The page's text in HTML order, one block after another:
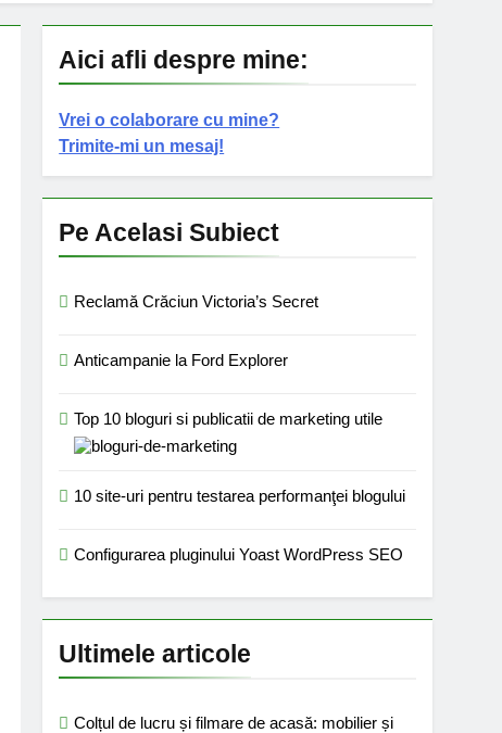
Aici afli despre mine:
Vrei o colaborare cu mine?
Trimite-mi un mesaj!
Pe Acelasi Subiect
Reclamă Crăciun Victoria’s Secret
Anticampanie la Ford Explorer
Top 10 bloguri si publicatii de marketing utile
10 site-uri pentru testarea performanţei blogului
Configurarea pluginului Yoast WordPress SEO
Ultimele articole
Colțul de lucru și filmare de acasă: mobilier și